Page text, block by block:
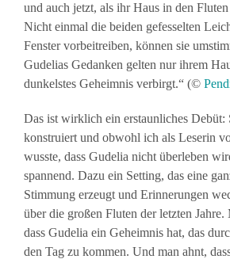
und auch jetzt, als ihr Haus in den
Nicht einmal die beiden gefesselten
Fenster vorbeitreiben, können sie
Gudelias Gedanken gelten nur ihrem
dunkelstes Geheimnis verbirgt.“ (©
Das ist wirklich ein erstaunliches Debüt:
konstruiert und obwohl ich als Leserin
wusste, dass Gudelia nicht überleben
spannend. Dazu ein Setting, das eine
Stimmung erzeugt und Erinnerungen
über die großen Fluten der letzten Jahre.
dass Gudelia ein Geheimnis hat, das
den Tag zu kommen. Und man ahnt,